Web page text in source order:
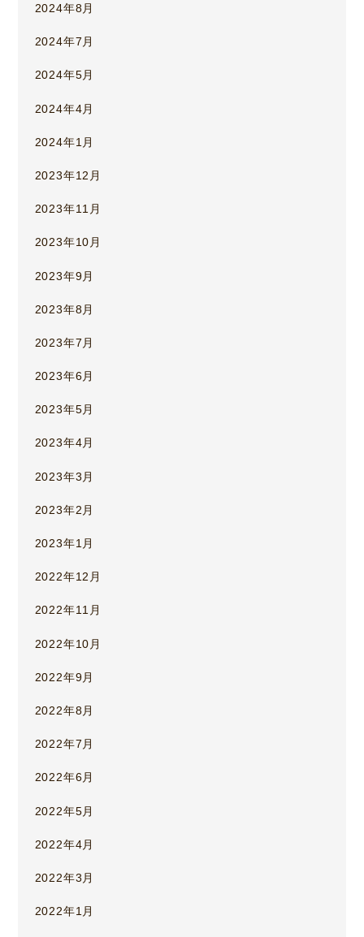
2024年8月
2024年7月
2024年5月
2024年4月
2024年1月
2023年12月
2023年11月
2023年10月
2023年9月
2023年8月
2023年7月
2023年6月
2023年5月
2023年4月
2023年3月
2023年2月
2023年1月
2022年12月
2022年11月
2022年10月
2022年9月
2022年8月
2022年7月
2022年6月
2022年5月
2022年4月
2022年3月
2022年1月